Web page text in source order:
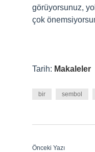
görüyorsunuz,
çok
Tarih: Makaleler
bir sembol
Önceki Yazı